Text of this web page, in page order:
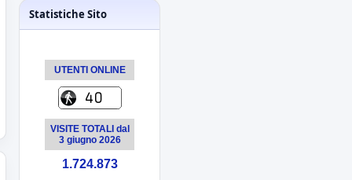
tutti gli impegni degli
azzurrini
Novara: ecco gli orari
delle prime 8
giornate
esordio ad Alessandria
Statistiche Sito
UTENTI ONLINE
VISITE TOTALI dal
3 giugno 2026
1.724.873